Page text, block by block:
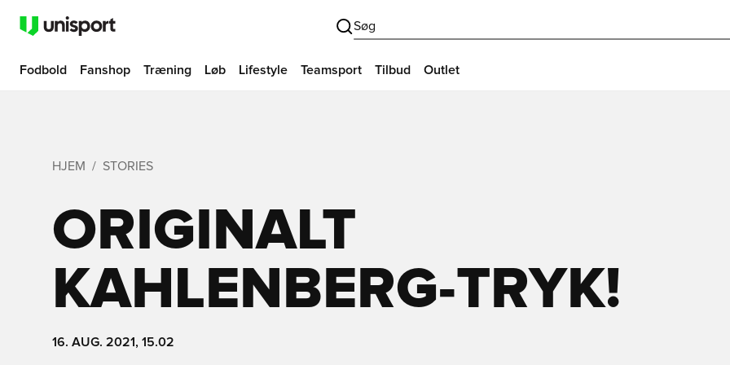
Søg
Fodbold Fanshop Træning Løb Lifestyle Teamsport Tilbud Outlet
HJEM STORIES
ORIGINALT
KAHLENBERG-TRYK!
16. AUG. 2021, 15.02